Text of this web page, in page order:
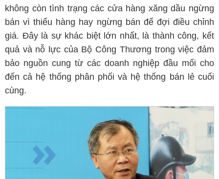
không còn tình trạng các cửa hàng xăng dầu ngừng
bán vì thiếu hàng hay ngừng bán để đợi điều chỉnh
giá. Đây là sự khác biệt lớn nhất, là thành công, kết
quả và nỗ lực của Bộ Công Thương trong việc đảm
bảo nguồn cung từ các doanh nghiệp đầu mối cho
đến cả hệ thống phân phối và hệ thống bán lẻ cuối
cùng.